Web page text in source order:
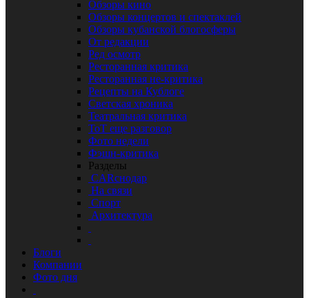
Обзоры кино
Обзоры концертов и спектаклей
Обзоры кубанской блогосферы
От редакции
Ред осмотр
Ресторанная критика
Ресторанная не-критика
Рецепты на Кублоге
Светская хроника
Театральная критика
ТоТ еще разговор
Фото недели
Фэшн-критика
Разделы
CARснодар
На связи
Спорт
Архитектура
Блоги
Компании
Фото дня